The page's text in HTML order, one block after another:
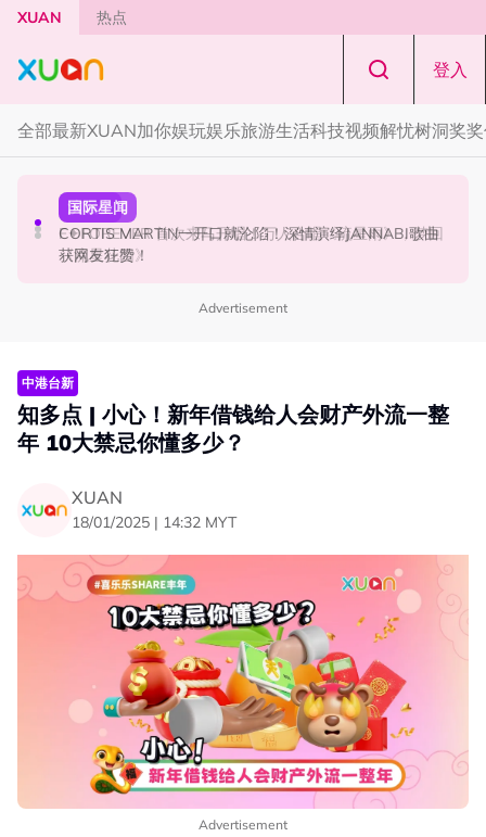
Skip to main content
XUAN 热点
登入
全部最新XUAN加你娱玩娱乐旅游生活科技视频解忧树洞奖
国际星闻
张员瑛频陷耍大牌争议！首度吐心声：真相终究会浮出水
面！
演唱会
F✦FOREVER 首次来马开唱！万人合唱《流星雨》，梦回
《流星花园》
国际星闻
CORTIS MARTIN一开口就沦陷！深情演绎JANNABI歌曲
获网友狂赞！
Advertisement
中港台新
知多点 | 小心！新年借钱给人会财产外流一整
年 10大禁忌你懂多少？
XUAN
18/01/2025 | 14:32 MYT
Advertisement